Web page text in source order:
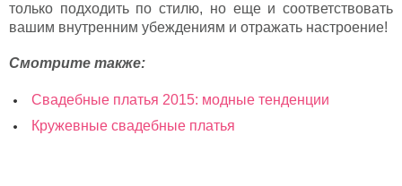
только подходить по стилю, но еще и соответствовать
вашим внутренним убеждениям и отражать настроение!
Смотрите также:
Свадебные платья 2015: модные тенденции
Кружевные свадебные платья